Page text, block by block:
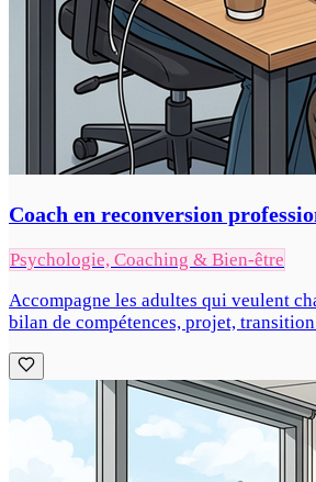
Coach en reconversion
Psychologie, Coaching & Bien-être
Accompagne les adultes qui veulent
bilan de compétences, projet,